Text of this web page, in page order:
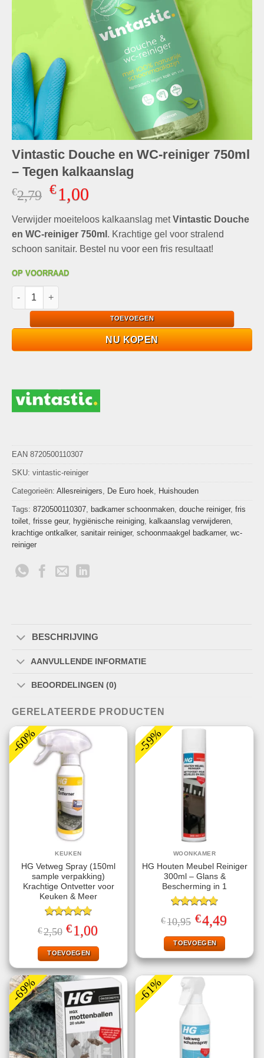
Vintastic Douche en WC-reiniger 750ml
– Tegen kalkaanslag
€2,79 Oorspronkelijke
prijs
was:
€2,79.
€1,00Huidige
is:
€1,00.
Verwijder moeiteloos kalkaanslag metVintastic Douche
en WC-reiniger 750ml . Krachtige gel voor stralend
schoon sanitair. Bestel nu voor een fris resultaat!
OP VOORRAAD
Vintastic Douche en WC-reiniger 750ml - Tegen kalkaanslag
TOEVOEGEN
NU KOPEN
EAN 8720500110307
SKU: vintastic-reiniger
Categorieën: Allesreinigers, De Euro hoek, Huishouden
Tags: 8720500110307, badkamer schoonmaken, douche reiniger, fris
toilet, frisse geur, hygiënische reiniging, kalkaanslag verwijderen,
krachtige ontkalker, sanitair reiniger, schoonmaakgel badkamer, wc-
reiniger
BESCHRIJVING
AANVULLENDE INFORMATIE
BEOORDELINGEN (0)
GERELATEERDE PRODUCTEN
-60%
KEUKEN
HG Vetweg Spray (150ml
sample verpakking)
Krachtige Ontvetter voor
Keuken & Meer
Gewaardeerd
4.71uit 5
€2,50 Oorspronkelijke
prijs
was:
€2,50.
€1,00
is:
€1,00.
TOEVOEGEN
-59%
WOONKAMER
HG Houten Meubel Reiniger
300ml – Glans &
Bescherming in 1
Gewaardeerd
4.75uit 5
€10,95 Oorspronkelijke
prijs
was:
€10,95.
€4,49Huidige
prijs
TOEVOEGEN
-69% -61%